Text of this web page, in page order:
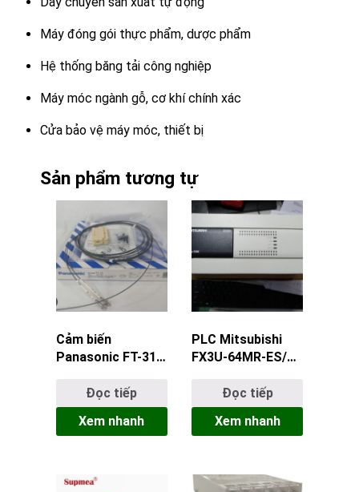
Máy đóng gói thực phẩm, dược phẩm
Hệ thống băng tải công nghiệp
Máy móc ngành gỗ, cơ khí chính xác
Cửa bảo vệ máy móc, thiết bị
Sản phẩm tương tự
Cảm biến
Panasonic FT-31
cận quang điện
chất lượng cao
Đọc tiếp
Xem nhanh
PLC Mitsubishi
FX3U-64MR-ES/A
tốt tại ACC55
Đọc tiếp
Xem nhanh